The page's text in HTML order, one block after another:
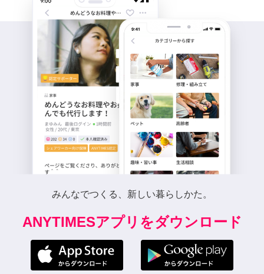
みんなでつくる、新しい暮らしかた。
ANYTIMESアプリをダウンロード